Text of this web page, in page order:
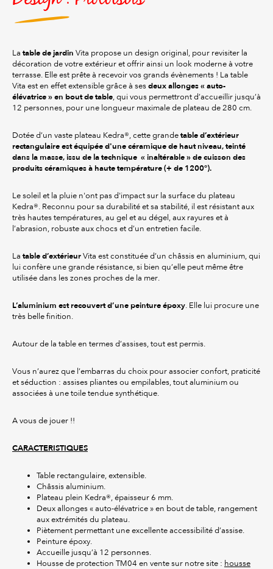
La table de jardin Vita propose un design original, pour revisiter la
décoration de votre extérieur et offrir ainsi un look moderne à votre
terrasse. Elle est prête à recevoir vos grands évènements ! La table
Vita est en effet extensible grâce à ses deux allonges « auto-
élévatrice » en bout de table, qui vous permettront d’accueillir jusqu’à
12 personnes, pour une longueur maximale de plateau de 280 cm.
Dotée d’un vaste plateau Kedra®, cette grande table d’extérieur
rectangulaireest équipée d'une céramique de haut niveau, teinté
dans la masse, issu de la technique « inaltérable » de cuisson des
produits céramiques à haute température (+ de 1200°).
Le soleil et la pluie n'ont pas d'impact sur la surface du plateau
Kedra®. Reconnu pour sa durabilité et sa stabilité, il est résistant aux
très hautes températures, au gel et au dégel, aux rayures et à
l’abrasion, robuste aux chocs et d’un entretien facile.
La table d’extérieur Vita est constituée d’un châssis en aluminium, qui
lui confère une grande résistance, si bien qu’elle peut même être
utilisée dans les zones proches de la mer.
L’aluminium est recouvert d’une peinture époxy. Elle lui procure une
très belle finition.
Autour de la table en termes d’assises, tout est permis.
Vous n’aurez que l’embarras du choix pour associer confort, praticité
et séduction : assises pliantes ou empilables, tout aluminium ou
associées à une toile tendue synthétique.
A vous de jouer !!
CARACTERISTIQUES
Table rectangulaire, extensible.
Châssis aluminium.
Plateau plein Kedra®, épaisseur 6 mm.
Deux allonges « auto-élévatrice » en bout de table, rangement
aux extrémités du plateau.
Piètement permettant une excellente accessibilité d’assise.
Peinture époxy.
Accueille jusqu’à 12 personnes.
Housse de protection TM04 en vente sur notre site : housse